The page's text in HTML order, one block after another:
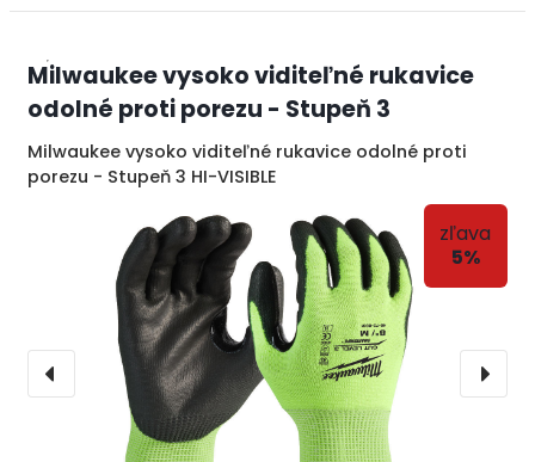
Milwaukee vysoko viditeľné rukavice
odolné proti porezu - Stupeň 3
Milwaukee vysoko viditeľné rukavice odolné proti
porezu - Stupeň 3 HI-VISIBLE
zľava
5%